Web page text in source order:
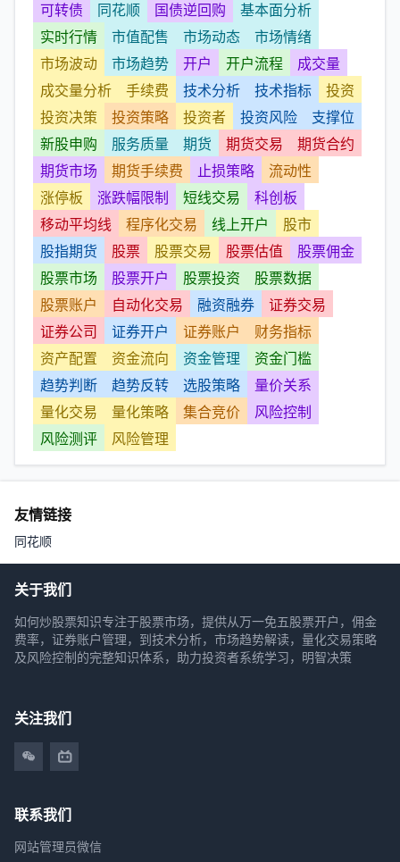
可转债
同花顺 国债逆回购
基本面分析
实时行情
市值配售 市场动态
市场情绪
市场波动
市场趋势 开户 开户流程
成交量
成交量分析
手续费 技术分析 技术指标
投资
投资决策
投资策略 投资者 投资风险
支撑位
新股申购
服务质量 期货 期货交易
期货合约
期货市场
期货手续费 止损策略
流动性
涨停板
涨跌幅限制 短线交易
科创板
移动平均线
程序化交易 线上开户
股市
股指期货
股票 股票交易 股票估值
股票佣金
股票市场
股票开户 股票投资
股票数据
股票账户
自动化交易 融资融券
证券交易
证券公司
证券开户 证券账户
财务指标
资产配置
资金流向 资金管理
资金门槛
趋势判断
趋势反转 选股策略
量价关系
量化交易
量化策略 集合竞价
风险控制
风险测评
风险管理
友情链接
同花顺
关于我们
如何炒股票知识专注于股票市场，提供从万一免五股票开户，佣金
费率，证券账户管理，到技术分析，市场趋势解读，量化交易策略
及风险控制的完整知识体系，助力投资者系统学习，明智决策
关注我们
联系我们
网站管理员微信